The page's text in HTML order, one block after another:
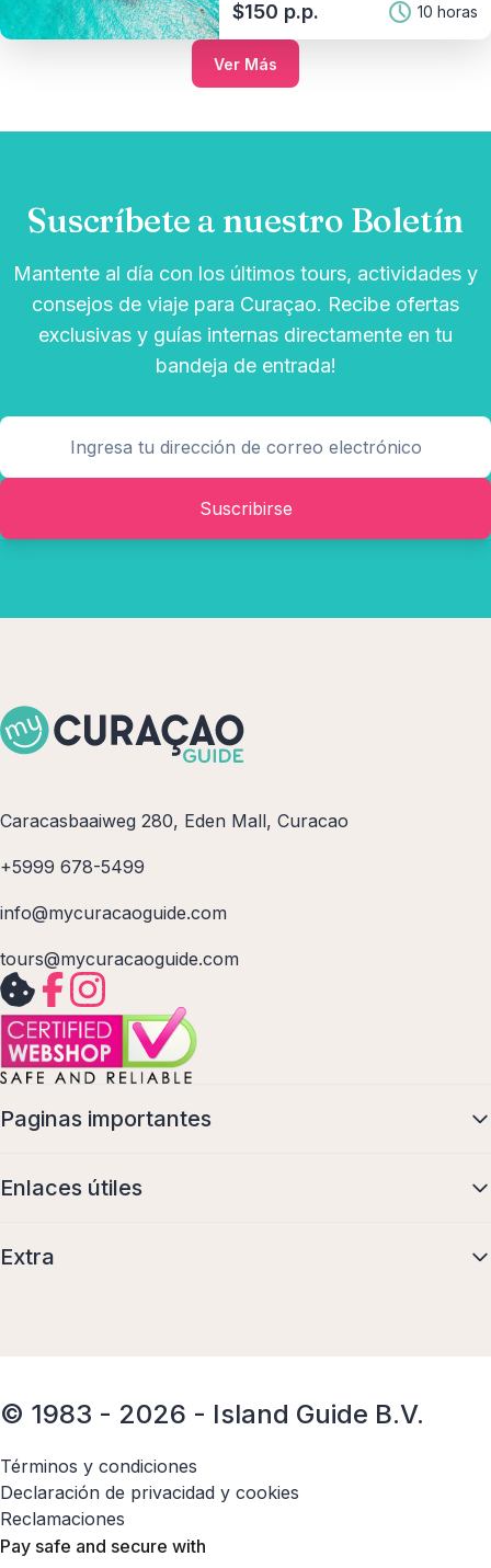
$150 p.p. 10 horas
Ver Más
Suscríbete a nuestro Boletín
Mantente al día con los últimos tours, actividades y
consejos de viaje para Curaçao. Recibe ofertas
exclusivas y guías internas directamente en tu
bandeja de entrada!
Suscribirse
Caracasbaaiweg 280, Eden Mall, Curacao
+5999 678-5499
info@mycuracaoguide.com
tours@mycuracaoguide.com
Paginas importantes
Enlaces útiles
Extra
© 1983 - 2026 - Island Guide B.V.
Términos y condiciones
Declaración de privacidad y cookies
Reclamaciones
Pay safe and secure with